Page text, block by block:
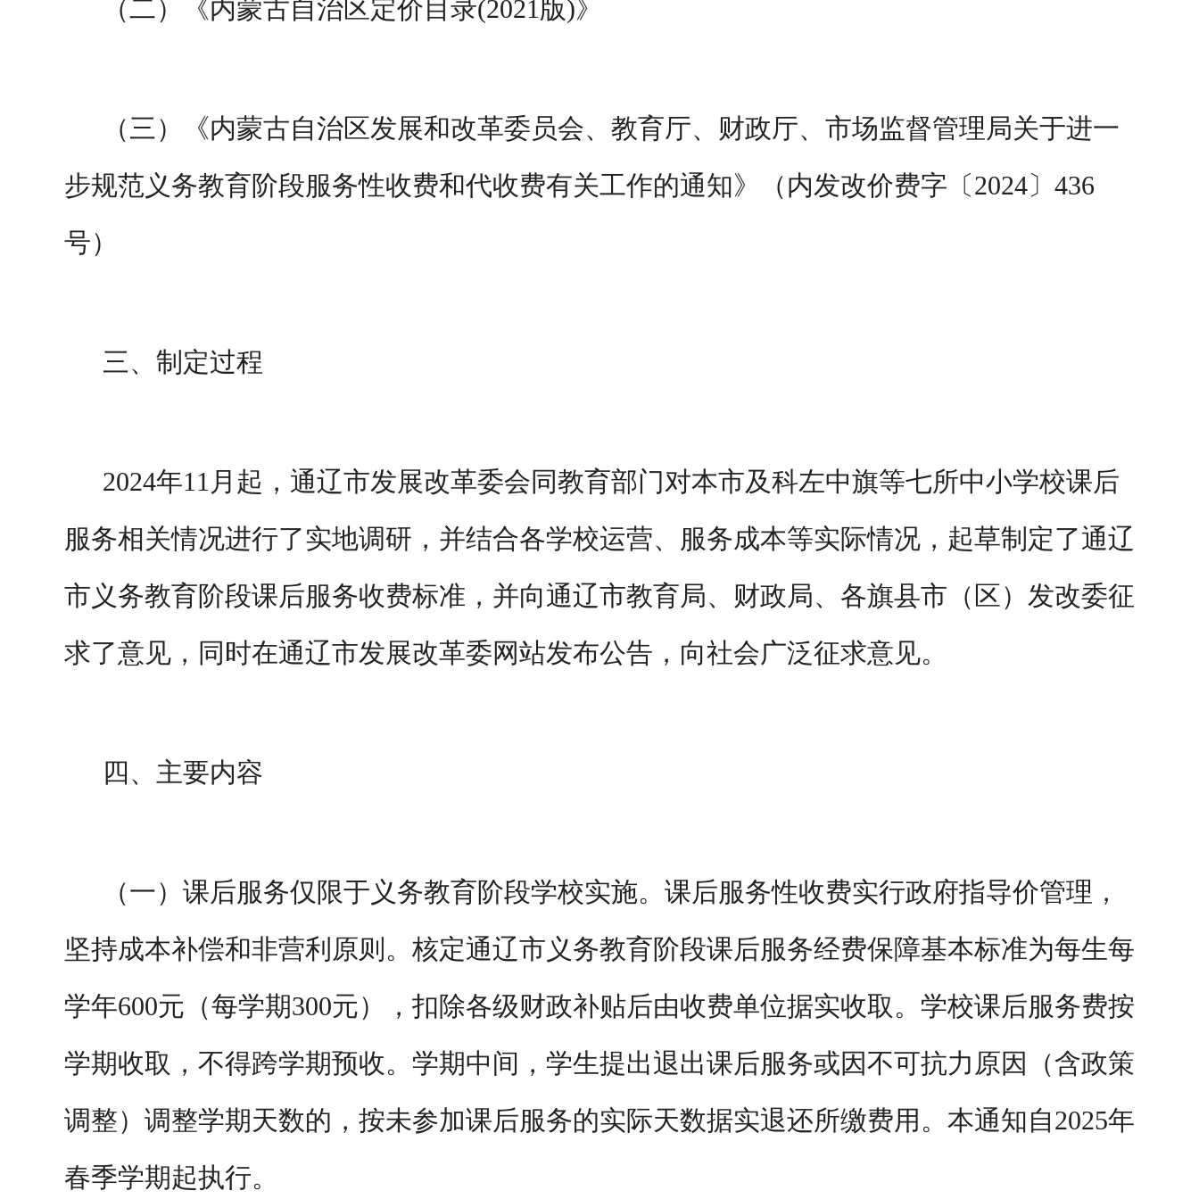
（二）《内蒙古自治区定价目录(2021版)》
（三）
《内蒙古自治区发展和改革委员会、教育厅、财政厅、市场监督管理局关于进一
步规范义务教育阶段服务性收费和代收费有关工作的通知》（内发改价费字〔2024〕 436
号）
三、制定过程
2024年11月起， 通辽市发展改革委会同教育部门对本市及科左中旗等七所中小学校课后
服务相关情况进行了实地调研，并结合各学校运营、服务成本等实际情况， 起草制定了通辽
市 义务教育阶段课后服务收费标准，并向通辽市教育局、 财政局、 各旗县市（区）发改委征
求了意见，同时在通辽市发展改革委网站发布公告，向社会广泛征求意见。
四、 主要内容
（一）课后服务仅限于义务教育阶段学校实施。课后服务性收费实行政府指导价管理，
坚持成本补偿和非营利原则。核定通辽市义务教育阶段课后服务经费保障基本标准为每生每
学年600元（每学期300元），扣除各级财政补贴后由收费单位据实收取。学校课后服务费按
学期收取，不得跨学期预收。学期中间，学生提出退出课后服务或因不可抗力原因（含政策
调整）调整学期天数的，按未参加课后服务的实际天数据实退还所缴费用。本通知自2025年
春季学期起执行。